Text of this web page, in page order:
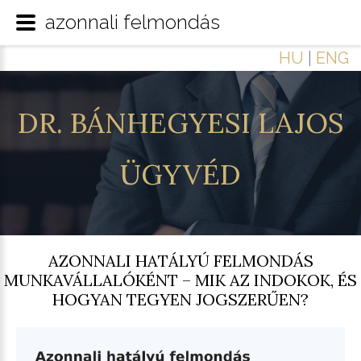
HU ENG
DR. BÁNHEGYESI LAJOS
ÜGYVÉD
AZONNALI HATÁLYÚ FELMONDÁS
MUNKAVÁLLALÓKÉNT – MIK AZ INDOKOK, ÉS
HOGYAN TEGYEN JOGSZERŰEN?
azonnali felmondás